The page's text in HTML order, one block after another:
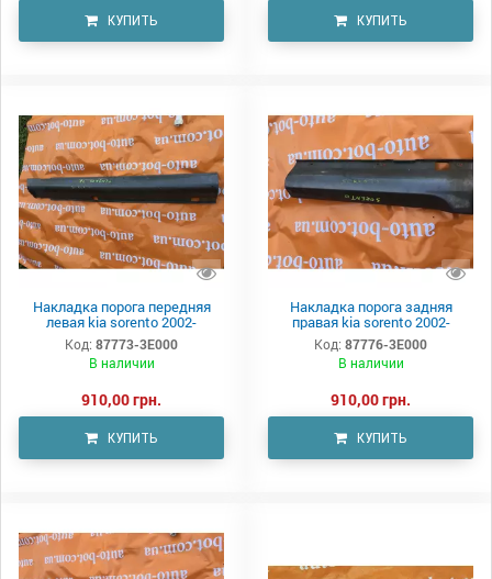
КУПИТЬ КУПИТЬ
Накладка порога передняя
левая kia sorento 2002-
Код: 87773-3E000
В наличии
910,00 грн.
КУПИТЬ
Накладка порога задняя
правая kia sorento 2002-
Код: 87776-3E000
В наличии
910,00 грн.
КУПИТЬ